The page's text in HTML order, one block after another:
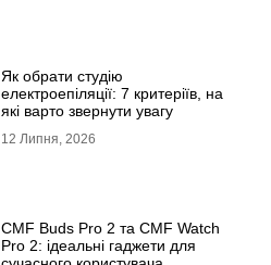
Як обрати студію
електроепіляції: 7 критеріїв, на
які варто звернути увагу
12 Липня, 2026
CMF Buds Pro 2 та CMF Watch
Pro 2: ідеальні гаджети для